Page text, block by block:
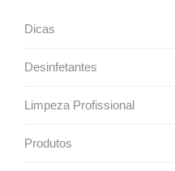
Dicas
Desinfetantes
Limpeza Profissional
Produtos